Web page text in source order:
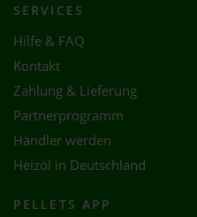
SERVICES
Hilfe & FAQ
Kontakt
Zahlung & Lieferung
Partnerprogramm
Händler werden
Heizöl in Deutschland
PELLETS APP